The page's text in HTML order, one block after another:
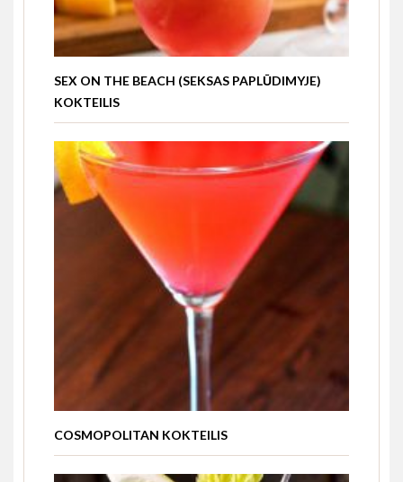
SEX ON THE BEACH (SEKSAS PAPLŪDIMYJE)
KOKTEILIS
COSMOPOLITAN KOKTEILIS